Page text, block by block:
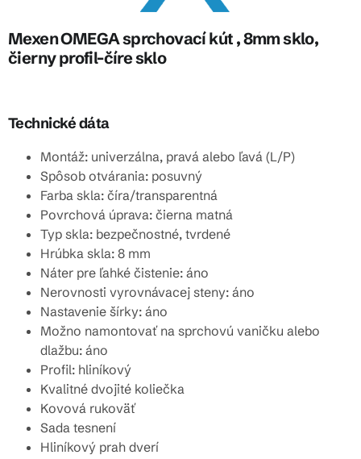
Mexen OMEGA sprchovací kút , 8mm sklo,
čierny profil-číre sklo
Technické dáta
Montáž: univerzálna, pravá alebo ľavá (L/P)
Spôsob otvárania: posuvný
Farba skla: číra/transparentná
Povrchová úprava: čierna matná
Typ skla: bezpečnostné, tvrdené
Hrúbka skla: 8 mm
Náter pre ľahké čistenie: áno
Nerovnosti vyrovnávacej steny: áno
Nastavenie šírky: áno
Možno namontovať na sprchovú vaničku alebo
dlažbu: áno
Profil: hliníkový
Kvalitné dvojité koliečka
Kovová rukoväť
Sada tesnení
Hliníkový prah dverí